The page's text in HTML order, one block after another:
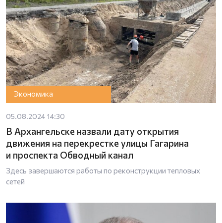
Экономика
05.08.2024 14:30
В Архангельске назвали дату открытия
движения на перекрестке улицы Гагарина
и проспекта Обводный канал
Здесь завершаются работы по реконструкции тепловых
сетей